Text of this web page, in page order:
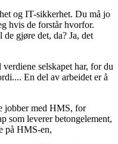
og IT-sikkerhet. Du må jo
hvis de forstår hvorfor.
gjøre det, da? Ja, det
selskapet har, for du
En del av arbeidet er å
jobber med HMS, for
som leverer betongelement,
på HMS-en,